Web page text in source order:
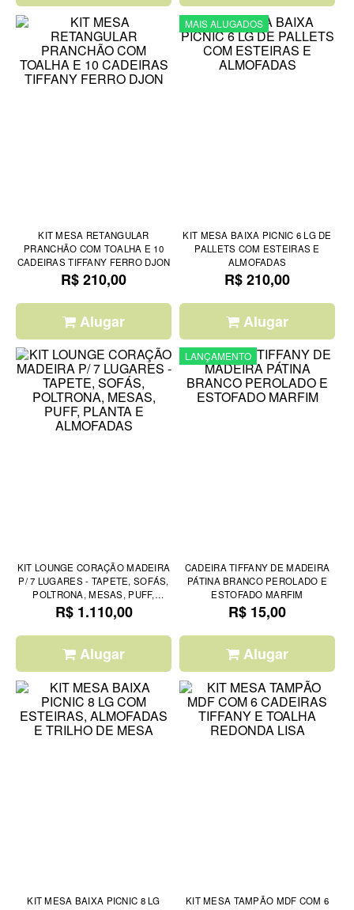
KIT MESA RETANGULAR
PRANCHÃO COM TOALHA E 10
CADEIRAS TIFFANY FERRO DJON
R$ 210,00
Alugar
MAIS ALUGADOS
KIT MESA BAIXA PICNIC 6 LG DE
PALLETS COM ESTEIRAS E
ALMOFADAS
R$ 210,00
Alugar
KIT LOUNGE CORAÇÃO MADEIRA
P/ 7 LUGARES - TAPETE, SOFÁS,
POLTRONA, MESAS, PUFF,
PLANTA E ALMOFADAS
R$ 1.110,00
Alugar
LANÇAMENTO
CADEIRA TIFFANY DE MADEIRA
PÁTINA BRANCO PEROLADO E
ESTOFADO MARFIM
R$ 15,00
Alugar
KIT MESA BAIXA PICNIC 8 LG
KIT MESA TAMPÃO MDF COM 6